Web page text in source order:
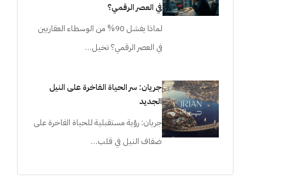
في العصر الرقمي؟
لماذا يفشل 90% من الوسطاء العقاريين
في العصر الرقمي؟ تخيل…
جريان: سر الحياة الفاخرة على النيل
الجديد
جريان: رؤية مستقبلية للحياة الفاخرة على
ضفاف النيل في قلب…